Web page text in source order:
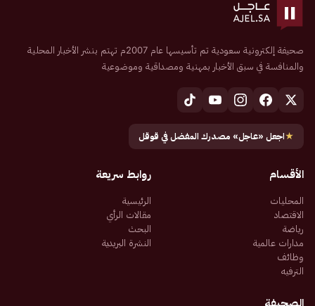
صحيفة إلكترونية سعودية تم تأسيسها عام 2007م تهتم بنشر الأخبار المحلية
والمنافسة في سبق الأخبار بمهنية ومصداقية وموضوعية
★اجعل «عاجل» مصدرك المفضل في قوقل
الأقسام
المحليات
الاقتصاد
رياضة
مدارات عالمية
وظائف
الترفيه
روابط سريعة
الرئيسية
مقالات الرأي
البحث
النشرة البريدية
الصحيفة